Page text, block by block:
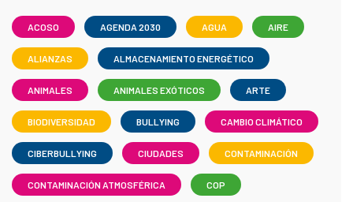
ACOSO AGENDA 2030 AGUA AIRE
ALIANZAS ALMACENAMIENTO ENERGÉTICO
ANIMALES ANIMALES EXÓTICOS ARTE
BIODIVERSIDAD BULLYING CAMBIO CLIMÁTICO
CIBERBULLYING CIUDADES CONTAMINACIÓN
CONTAMINACIÓN ATMOSFÉRICA COP